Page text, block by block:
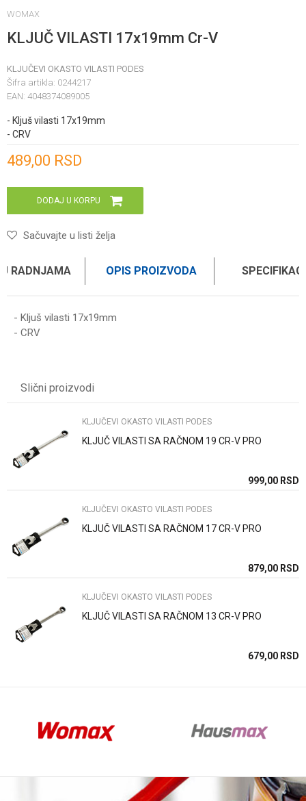
WOMAX
KLJUČ VILASTI 17x19mm Cr-V
KLJUČEVI OKASTO VILASTI PODES
Šifra artikla: 0244217
EAN: 4048374089005
- Kljuš vilasti 17x19mm
- CRV
489,00 RSD
DODAJ U KORPU
Sačuvajte u listi želja
RADNJAMA OPIS PROIZVODA
- Kljuš vilasti 17x19mm
- CRV
Poruka
Anti-spam zaštita - izračunajte koliko je 2 + 3 :
POŠALJI
Slični proizvodi
KLJUČEVI OKASTO VILASTI PODES
KLJUČ VILASTI SA RAČNOM 19 CR-V PRO
999,00 RSD
KLJUČEVI OKASTO VILASTI PODES
KLJUČ VILASTI SA RAČNOM 17 CR-V PRO
879,00 RSD
KLJUČEVI OKASTO VILASTI PODES
KLJUČ VILASTI SA RAČNOM 13 CR-V PRO
679,00 RSD